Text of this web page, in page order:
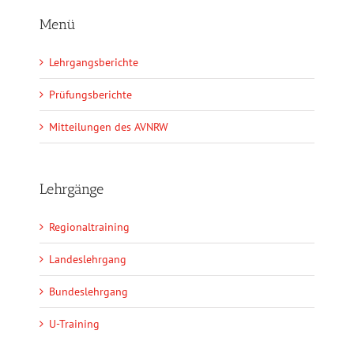
Menü
Lehrgangsberichte
Prüfungsberichte
Mitteilungen des AVNRW
Lehrgänge
Regionaltraining
Landeslehrgang
Bundeslehrgang
U-Training